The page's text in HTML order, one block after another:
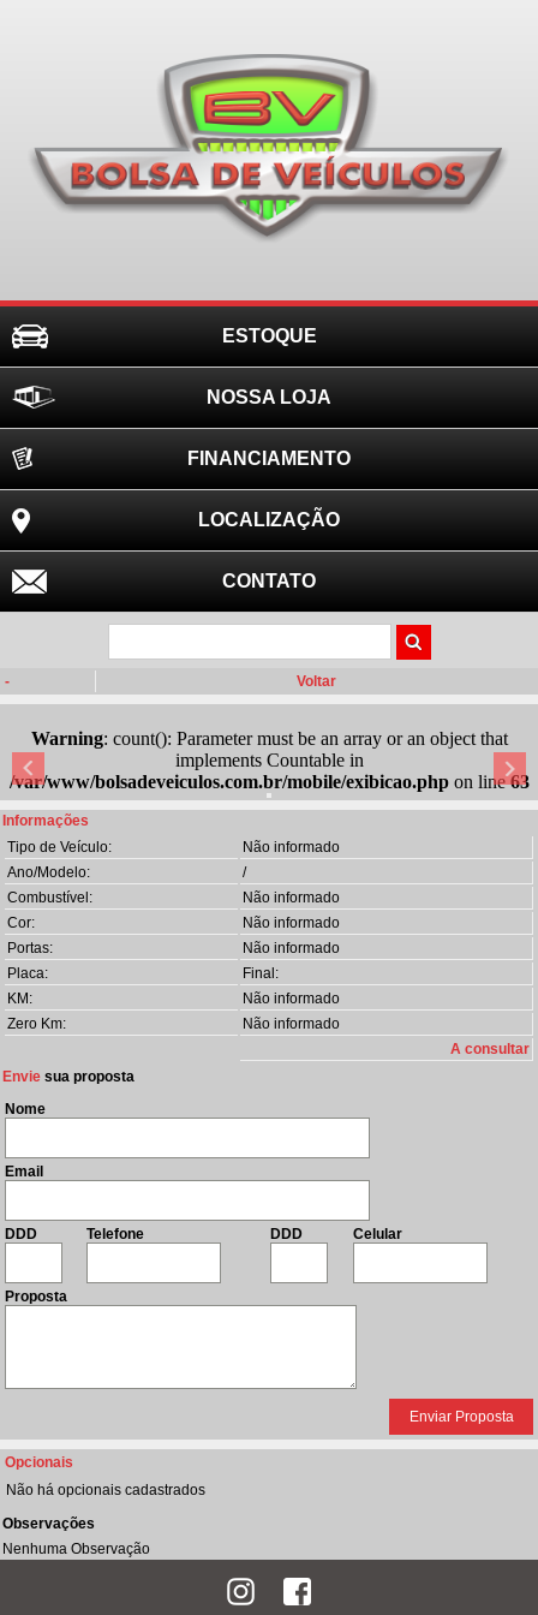
ESTOQUE
NOSSA LOJA
FINANCIAMENTO
LOCALIZAÇÃO
CONTATO
- Voltar
Warning: count(): Parameter must be an array or an object that
implements Countable in
/var/www/bolsadeveiculos.com.br/mobile/exibicao.phpon line63
Informações
Tipo de Veículo:
Não informado
Ano/Modelo:
/
Combustível:
Não informado
Cor:
Não informado
Portas:
Não informado
Placa:
Final:
KM:
Não informado
Zero Km:
Não informado
A consultar
Envie sua proposta
Nome
Email
DDD Telefone DDD Celular
Proposta
Opcionais
Não há opcionais cadastrados
Observações
Nenhuma Observação